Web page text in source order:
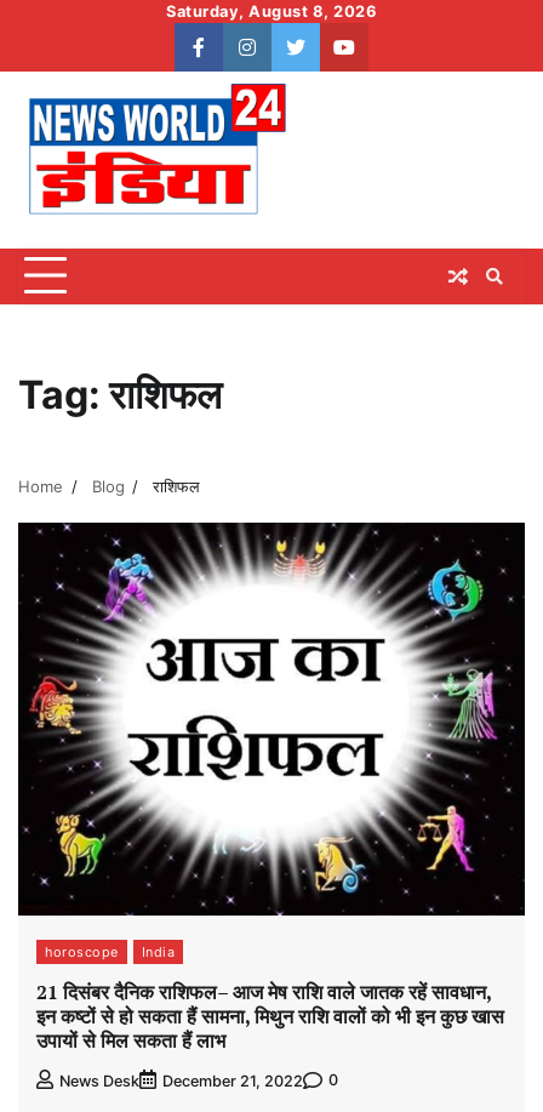
content
Saturday, August 8, 2026
facebookinstagram
twitteryoutube
Tag:राशिफल
Home Blog राशिफल
horoscope India
21 दिसंबर दैनिक राशिफल– आज मेष राशि वाले जातक रहें सावधान,
इन कष्टों से हो सकता हैं सामना, मिथुन राशि वालों को भी इन कुछ खास
उपायों से मिल सकता हैं लाभ
News Desk December 21, 2022 0